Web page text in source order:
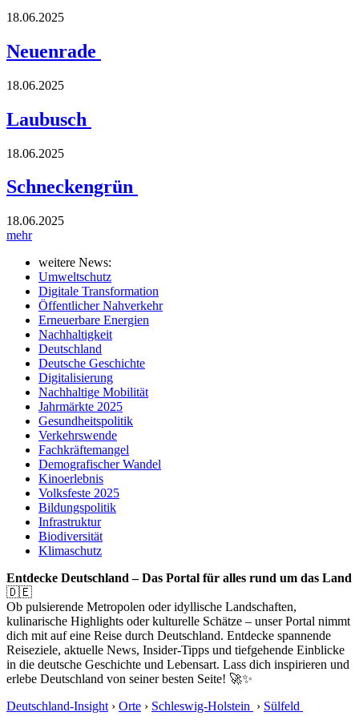
18.06.2025
Neuenrade
18.06.2025
Laubusch
18.06.2025
Schneckengrün
18.06.2025
mehr
weitere News:
Umweltschutz
Digitale Transformation
Öffentlicher Nahverkehr
Erneuerbare Energien
Nachhaltigkeit
Deutschland
Deutsche Geschichte
Digitalisierung
Nachhaltige Mobilität
Jahrmärkte 2025
Gesundheitspolitik
Verkehrswende
Fachkräftemangel
Demografischer Wandel
Kinoerlebnis
Volksfeste 2025
Bildungspolitik
Infrastruktur
Biodiversität
Klimaschutz
Entdecke Deutschland – Das Portal für alles rund um das Land
🇩🇪
Ob pulsierende Metropolen oder idyllische Landschaften,
kulinarische Highlights oder kulturelle Schätze – unser Portal nimmt
dich mit auf eine Reise durch Deutschland. Entdecke spannende
Reiseziele, aktuelle News, Insider-Tipps und tiefgehende Einblicke
in die deutsche Geschichte und Lebensart. Lass dich inspirieren und
erlebe Deutschland von seiner besten Seite! 🚀✨
Deutschland-Insight › Orte › Schleswig-Holstein › Sülfeld